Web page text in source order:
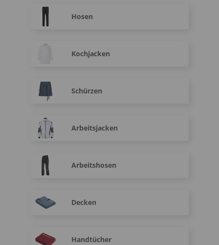
Hosen
Kochjacken
Schürzen
Arbeitsjacken
Arbeitshosen
Decken
Handtücher